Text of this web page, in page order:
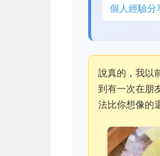
個人經驗分
說真的，我以
到有一次在朋
法比你想像的